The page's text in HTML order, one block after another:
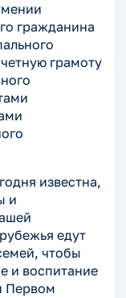
гражданина
грамоту
известна,
и
едут
чтобы
и воспитание
Первом